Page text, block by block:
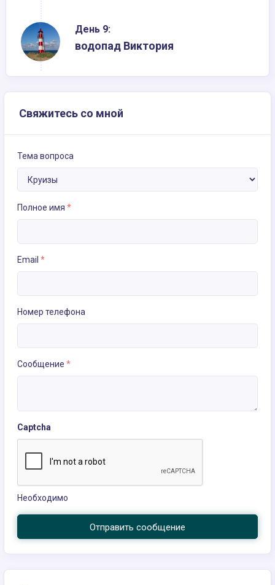
День 9:
водопад Виктория
Свяжитесь со мной
Тема вопроса
Полное имя *
Email *
Номер телефона
Сообщение *
Captcha
Необходимо
Отправить сообщение